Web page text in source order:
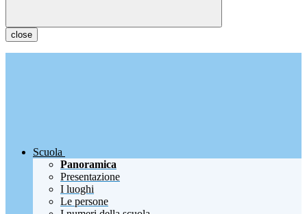
close
Scuola
Panoramica
Presentazione
I luoghi
Le persone